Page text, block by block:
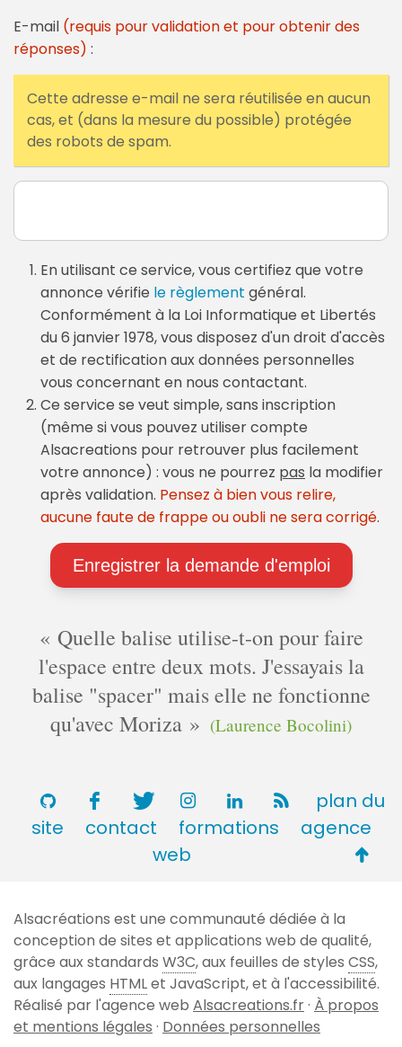
E-mail (requis pour validation et pour obtenir des
réponses) :
Cette adresse e-mail ne sera réutilisée en aucun
cas, et (dans la mesure du possible) protégée
des robots de spam.
En utilisant ce service, vous certifiez que votre
annonce vérifie le règlement général.
Conformément à la Loi Informatique et Libertés
du 6 janvier 1978, vous disposez d'un droit d'accès
et de rectification aux données personnelles
vous concernant en nous contactant.
Ce service se veut simple, sans inscription
(même si vous pouvez utiliser compte
Alsacreations pour retrouver plus facilement
votre annonce) : vous ne pourrez pas la modifier
après validation. Pensez à bien vous relire,
aucune faute de frappe ou oubli ne sera corrigé.
Quelle balise utilise-t-on pour faire
l'espace entre deux mots. J'essayais la
balise "spacer" mais elle ne fonctionne
qu'avec Moriza
(Laurence Bocolini)
plan du
site
contact formations
agence
web
de
page
Alsacréations est une communauté dédiée à la
conception de sites et applications web de qualité,
grâce aux standards W3C, aux feuilles de styles CSS,
aux langages HTMLet JavaScript, et à l'accessibilité.
Réalisé par l'agence web Alsacreations.fr· À propos
et mentions légales · Données personnelles